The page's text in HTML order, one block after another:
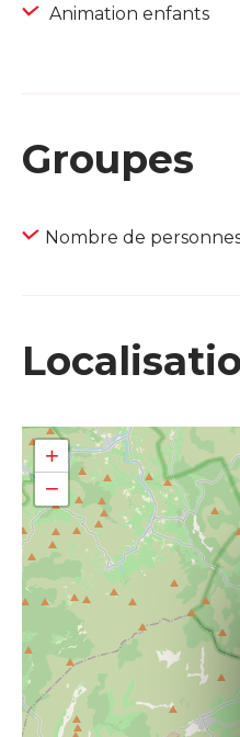
Animation enfants
Groupes
Nombre de
+
−